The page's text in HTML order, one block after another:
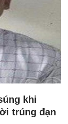
khi
trúng đạn